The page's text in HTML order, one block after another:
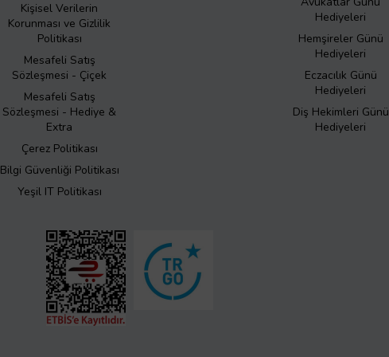
Kişisel Verilerin
Korunması ve Gizlilik
Politikası
Mesafeli Satış
Sözleşmesi - Çiçek
Mesafeli Satış
Sözleşmesi - Hediye &
Extra
Çerez Politikası
Bilgi Güvenliği Politikası
Yeşil IT Politikası
Hediyeleri
Hemşireler Günü
Hediyeleri
Eczacılık Günü
Hediyeleri
Diş Hekimleri Günü
Hediyeleri